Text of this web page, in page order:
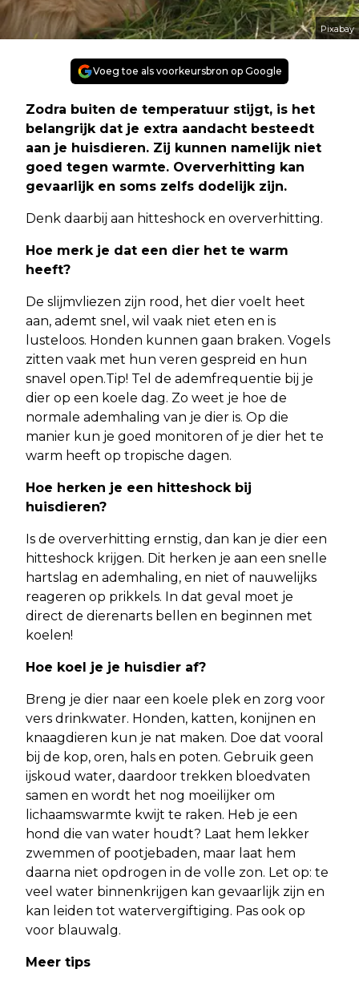
Pixabay
Voeg toe als voorkeursbron op Google
Zodra buiten de temperatuur stijgt, is het
belangrijk dat je extra aandacht besteedt
aan je huisdieren. Zij kunnen namelijk niet
goed tegen warmte. Oververhitting kan
gevaarlijk en soms zelfs dodelijk zijn.
Denk daarbij aan hitteshock en oververhitting.
Hoe merk je dat een dier het te warm
heeft?
De slijmvliezen zijn rood, het dier voelt heet
aan, ademt snel, wil vaak niet eten en is
lusteloos. Honden kunnen gaan braken. Vogels
zitten vaak met hun veren gespreid en hun
snavel open.Tip! Tel de ademfrequentie bij je
dier op een koele dag. Zo weet je hoe de
normale ademhaling van je dier is. Op die
manier kun je goed monitoren of je dier het te
warm heeft op tropische dagen.
Hoe herken je een hitteshock bij
huisdieren?
Is de oververhitting ernstig, dan kan je dier een
hitteshock krijgen. Dit herken je aan een snelle
hartslag en ademhaling, en niet of nauwelijks
reageren op prikkels. In dat geval moet je
direct de dierenarts bellen en beginnen met
koelen!
Hoe koel je je huisdier af?
Breng je dier naar een koele plek en zorg voor
vers drinkwater. Honden, katten, konijnen en
knaagdieren kun je nat maken. Doe dat vooral
bij de kop, oren, hals en poten. Gebruik geen
ijskoud water, daardoor trekken bloedvaten
samen en wordt het nog moeilijker om
lichaamswarmte kwijt te raken. Heb je een
hond die van water houdt? Laat hem lekker
zwemmen of pootjebaden, maar laat hem
daarna niet opdrogen in de volle zon. Let op: te
veel water binnenkrijgen kan gevaarlijk zijn en
kan leiden tot watervergiftiging. Pas ook op
voor blauwalg.
Meer tips